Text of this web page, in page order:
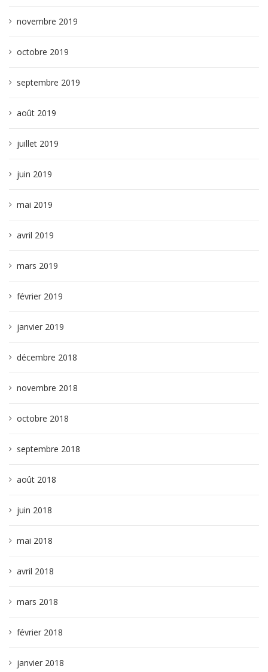
novembre 2019
octobre 2019
septembre 2019
août 2019
juillet 2019
juin 2019
mai 2019
avril 2019
mars 2019
février 2019
janvier 2019
décembre 2018
novembre 2018
octobre 2018
septembre 2018
août 2018
juin 2018
mai 2018
avril 2018
mars 2018
février 2018
janvier 2018